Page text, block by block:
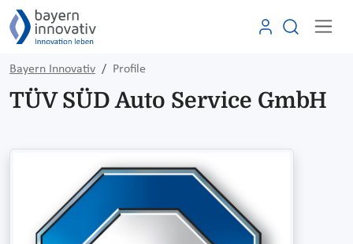
Bayern Innovativ Profile
TÜV SÜD Auto Service GmbH